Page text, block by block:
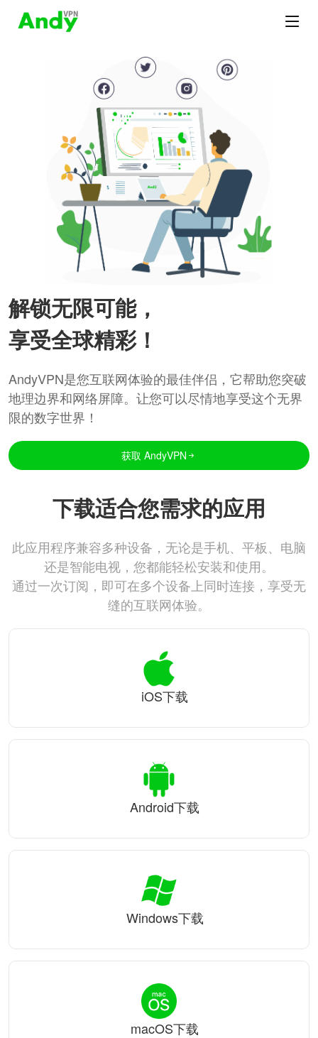
解锁无限可能，
享受全球精彩！
AndyVPN是您互联网体验的最佳伴侣，它帮助您突破
地理边界和网络屏障。让您可以尽情地享受这个无界
限的数字世界！
获取 AndyVPN
下载适合您需求的应用
此应用程序兼容多种设备，无论是手机、平板、电脑
还是智能电视，您都能轻松安装和使用。
通过一次订阅，即可在多个设备上同时连接，享受无
缝的互联网体验。
iOS下载
Android下载
Windows下载
macOS下载